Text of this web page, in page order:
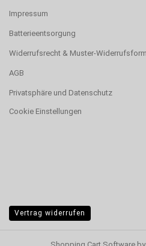
Impressum
Batterieentsorgung
Widerrufsrecht & Muster-
AGB
Privatsphäre und Datenschutz
Cookie Einstellungen
Vertrag widerrufen